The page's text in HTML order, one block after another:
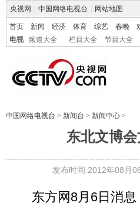
央视网 中国网络电视台 网站地图
首页 新闻 经济 体育 综艺 春晚
电视
频道大全 栏目大全 节目大全
中国网络电视台 > 新闻台 > 新闻中心 >
东北文博
发布时间:2012年08月
东方网8月6日消息